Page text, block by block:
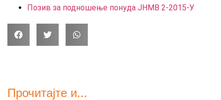
Позив за подношење понуда ЈНМВ 2-2015-У
Прочитајте и...